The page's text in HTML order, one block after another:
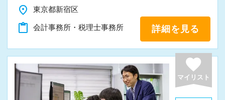
place 東京都新宿区
content_paste 会計事務所・税理士事務所 詳細を見る
favorite
マイリスト